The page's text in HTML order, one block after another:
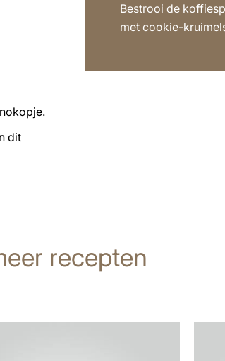
dit
Bestrooi de
met cookie-
recepten